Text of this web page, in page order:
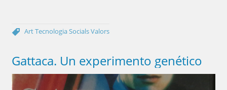
ArtTecnologiaSocialsValors
Gattaca. Un experimento genético